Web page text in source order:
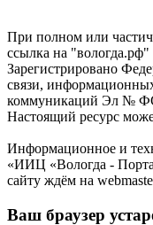
При полном или
ссылка на "вологда.рф"
Зарегистрировано
связи,
коммуникаций Эл №
Настоящий ресурс
Информационное и
«ИИЦ «Вологда -
сайту ждём на
Ваш браузер